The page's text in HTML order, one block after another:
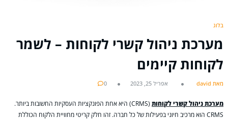
בלוג
מערכת ניהול קשרי לקוחות – לשמר
לקוחות קיימים
מאת david אפריל 25, 2023 0
מערכת ניהול קשרי לקוחות
(CRMS) היא אחת הפונקציות העסקיות החשובות ביותר.
CRMS הוא מרכיב חיוני בפעילות של כל חברה. זהו חלק קריטי מחוויית הלקוח הכוללת